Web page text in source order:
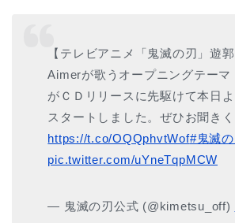
【テレビアニメ「鬼滅の刃」遊郭
Aimerが歌うオープニングテーマ
がＣＤリリースに先駆けて本日
スタートしました。ぜひお聞きく
https://t.co/OQQphvtWof#鬼滅
pic.twitter.com/uYneTqpMCW
— 鬼滅の刃公式 (@kimetsu_off)